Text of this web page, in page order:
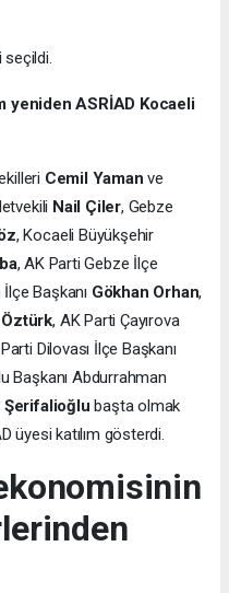
seçildi.
yeniden ASRİAD Kocaeli
Cemil Yaman ve
Nail Çiler, Gebze
, Kocaeli Büyükşehir
, AK Parti Gebze İlçe
Başkanı Gökhan Orhan,
, AK Parti Çayırova
Dilovası İlçe Başkanı
Başkanı Abdurrahman
Şerifalioğlu başta olmak
üyesi katılım gösterdi.